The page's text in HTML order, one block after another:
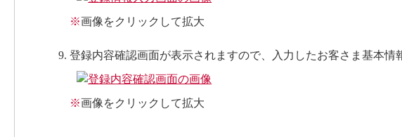
※画像をクリックして拡大
登録内容確認画面が表示されますので、入力したお客さま基本情
※画像をクリックして拡大